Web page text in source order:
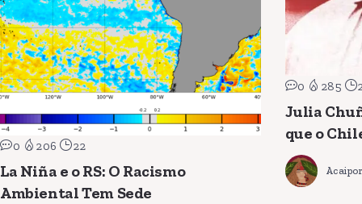
0 206 22
La Niña e o RS: O Racismo
Ambiental Tem Sede
0 285
Julia
que o